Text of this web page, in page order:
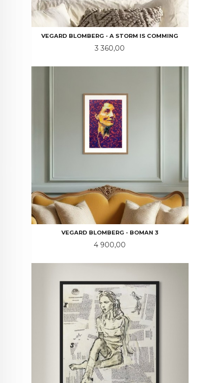
VEGARD BLOMBERG - A STORM IS COMMING
Pris
3 360,00
VEGARD BLOMBERG - BOMAN 3
Pris
4 900,00